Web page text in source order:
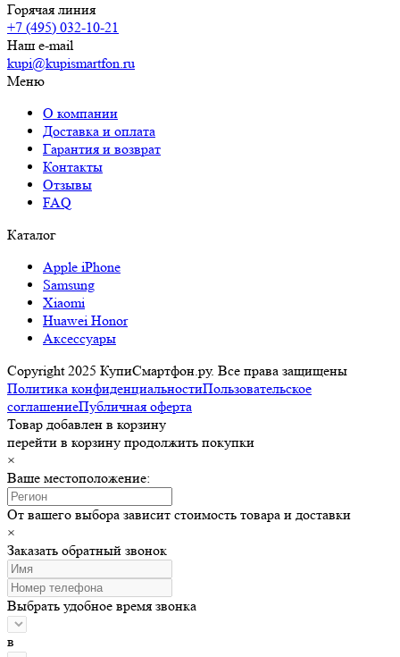
Горячая линия
+7 (495) 032-10-21
Наш e-mail
kupi@kupismartfon.ru
Меню
О компании
Доставка и оплата
Гарантия и возврат
Контакты
Отзывы
FAQ
Каталог
Apple iPhone
Samsung
Xiaomi
Huawei Honor
Аксессуары
Copyright 2025 КупиСмартфон.ру. Все права защищены
Политика конфиденциальностиПользовательское
соглашениеПубличная оферта
Товар добавлен в корзину
перейти в корзину продолжить покупки
×
Ваше местоположение:
От вашего выбора зависит стоимость товара и доставки
×
Заказать обратный звонок
Выбрать удобное время звонка
в